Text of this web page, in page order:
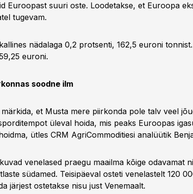
Euroopast suuri oste. Loodetakse, et Euroopa
tugevam.
kallines nädalaga 0,2 protsenti, 162,5 euroni
euroni.
soodne ilm
et Musta mere piirkonda pole talv veel
üleval hoida, mis peaks Euroopas
ütles CRM AgriCommoditiesi analüütik
venelased praegu maailma kõige odavamat
südamed. Teisipäeval osteti venelastelt 120
järjest ostetakse nisu just Venemaalt.